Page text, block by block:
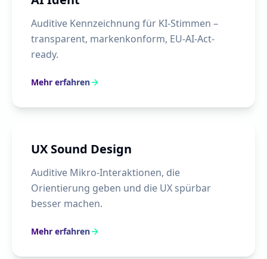
Auditive Kennzeichnung für KI-Stimmen –
transparent, markenkonform, EU-AI-Act-
ready.
Mehr erfahren
UX Sound Design
Auditive Mikro-Interaktionen, die
Orientierung geben und die UX spürbar
besser machen.
Mehr erfahren